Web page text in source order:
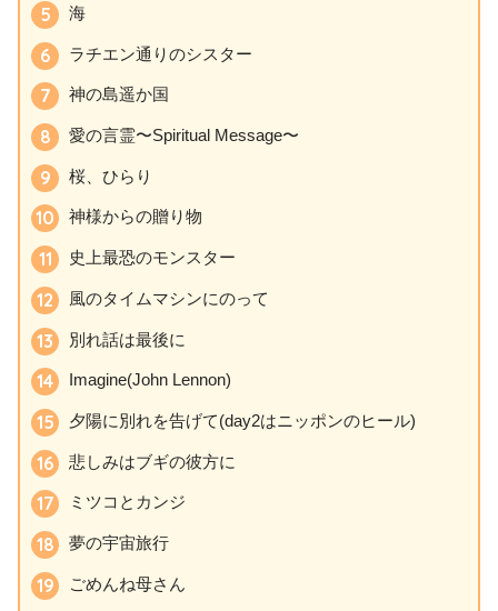
海
ラチエン通りのシスター
神の島遥か国
愛の言霊〜Spiritual Message〜
桜、ひらり
神様からの贈り物
史上最恐のモンスター
風のタイムマシンにのって
別れ話は最後に
Imagine(John Lennon)
夕陽に別れを告げて(day2はニッポンのヒール)
悲しみはブギの彼方に
ミツコとカンジ
夢の宇宙旅行
ごめんね母さん